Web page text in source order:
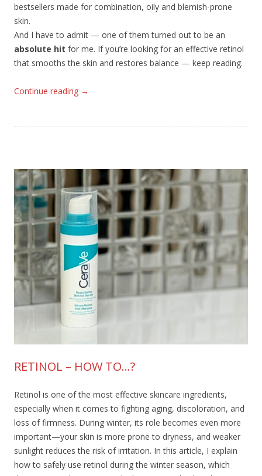
bestsellers made for combination, oily and blemish-prone
skin.
And I have to admit — one of them turned out to be an
absolute hit for me. If you’re looking for an effective retinol
that smooths the skin and restores balance — keep reading.
Continue reading →
RETINOL – HOW TO…?
Retinol is one of the most effective skincare ingredients,
especially when it comes to fighting aging, discoloration, and
loss of firmness. During winter, its role becomes even more
important—your skin is more prone to dryness, and weaker
sunlight reduces the risk of irritation. In this article, I explain
how to safely use retinol during the winter season, which